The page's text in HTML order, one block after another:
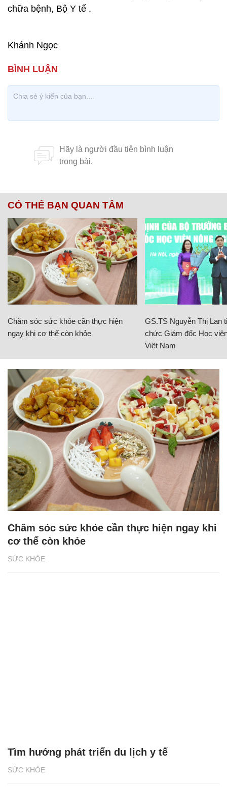
chữa bệnh, Bộ Y tế .
Khánh Ngọc
CÓ THỂ BẠN QUAN TÂM
Chăm sóc sức khỏe cần thực hiện
ngay khi cơ thể còn khỏe
GS.TS Nguyễn Thị Lan
chức Giám đốc Học
Việt Nam
SỨC KHỎE
Chăm sóc sức khỏe cần thực hiện ngay khi
cơ thể còn khỏe
SỨC KHỎE
Tìm hướng phát triển du lịch y tế